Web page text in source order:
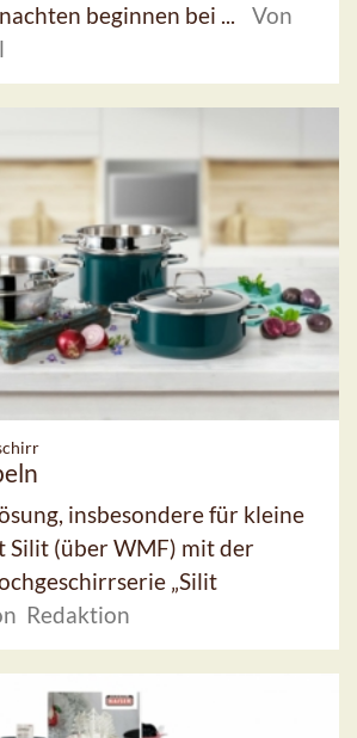
beginnen bei ...
Von
insbesondere für kleine
Silit (über WMF) mit der
„Silit
Redaktion